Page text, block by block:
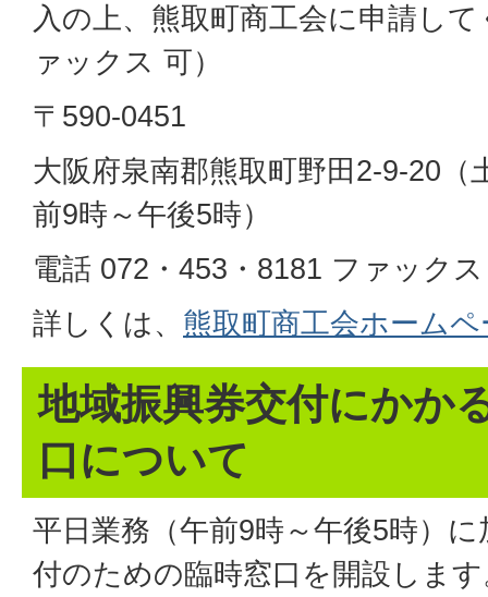
入の上、熊取町商工会に申請し
ァックス 可）
〒590-0451
大阪府泉南郡熊取町野田2-9-20（
前9時～午後5時）
電話 072・453・8181 ファック
詳しくは、 熊取町商工会ホーム
地域振興券交付にかか
口について
平日業務（午前9時～午後5時）
付のための臨時窓口を開設しま